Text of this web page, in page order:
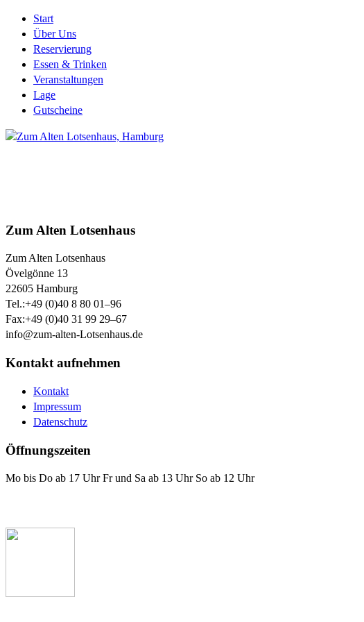
Start
Über Uns
Reservierung
Essen & Trinken
Veranstaltungen
Lage
Gutscheine
Zum Alten Lotsenhaus
Zum Alten Lotsenhaus
Övelgönne 13
22605 Hamburg
Tel.:+49 (0)40 8 80 01–96
Fax:+49 (0)40 31 99 29–67
info@zum-alten-Lotsenhaus.de
Kontakt aufnehmen
Kontakt
Impressum
Datenschutz
Öffnungszeiten
Mo bis Do ab 17 Uhr Fr und Sa ab 13 Uhr So ab 12 Uhr